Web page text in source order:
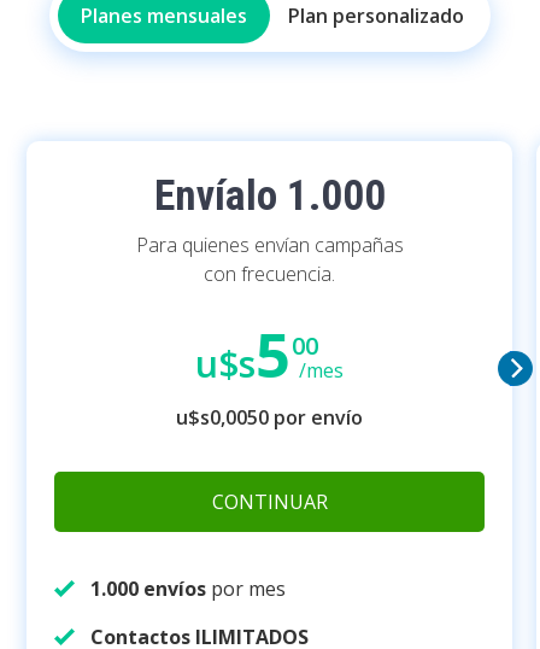
Planes mensuales Plan personalizado
Envíalo 1.000
Para quienes envían campañas
con frecuencia.
u$s500
/mes
u$s0,0050 por envío
CONTINUAR
1.000 envíos por mes
Contactos ILIMITADOS